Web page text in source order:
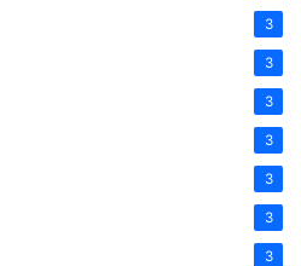
3
3
3
3
3
3
3